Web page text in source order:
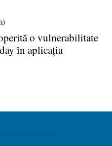
o vulnerabilitate
în aplicaţia